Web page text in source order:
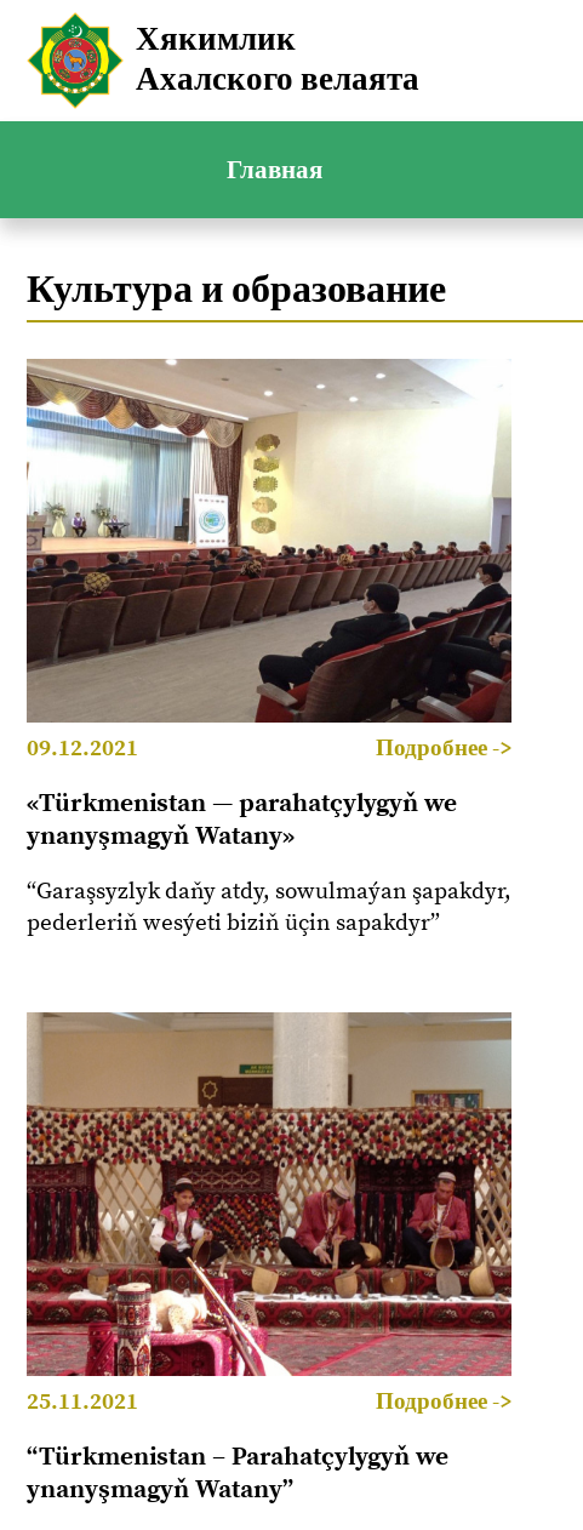
Хякимлик
Ахалского велаята
Главная
Культура и образование
09.12.2021 Подробнее ->
«Türkmenistan — parahatçylygyň we
ynanyşmagyň Watany»
“Garaşsyzlyk daňy atdy, sowulmaýan şapakdyr,
pederleriň wesýeti biziň üçin sapakdyr”
25.11.2021 Подробнее ->
“Türkmenistan – Parahatçylygyň we
ynanyşmagyň Watany”